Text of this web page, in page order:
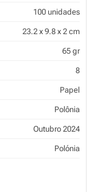
100 unidades
23.2 x 9.8 x 2 cm
65 gr
8
Papel
Polônia
Outubro 2024
Polónia